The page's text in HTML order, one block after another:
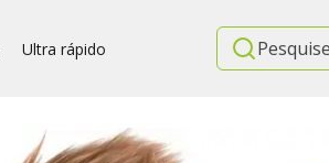
Ultra rápido